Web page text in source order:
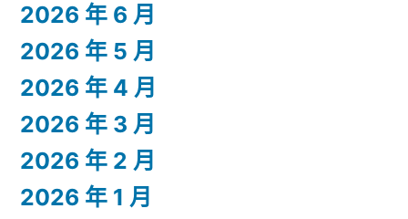
2026 年 6 月
2026 年 5 月
2026 年 4 月
2026 年 3 月
2026 年 2 月
2026 年 1 月